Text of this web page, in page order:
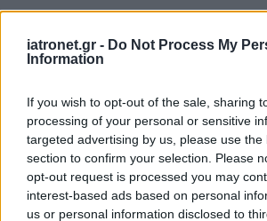
iatronet.gr - Do Not Process My
Information
If you wish to opt-out of the sale, sharing
processing of your personal or sensitive
targeted advertising by us, please use the
section to confirm your selection. Please
opt-out request is processed you may
interest-based ads based on personal
us or personal information disclosed to